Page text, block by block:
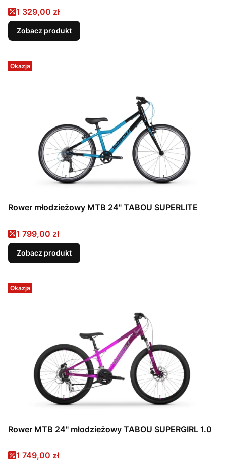
Cena promocyjna
1 329,00 zł
Zobacz produkt
Okazja
Rower młodzieżowy MTB 24" TABOU SUPERLITE
Cena promocyjna
1 799,00 zł
Zobacz produkt
Okazja
Rower MTB 24" młodzieżowy TABOU SUPERGIRL 1.0
Cena promocyjna
1 749,00 zł